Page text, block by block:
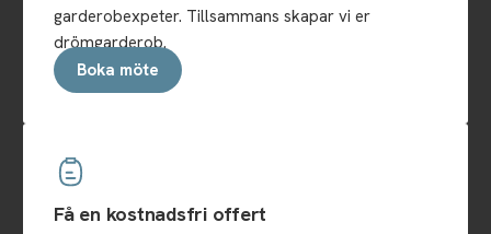
garderobexpeter. Tillsammans skapar vi er
drömgarderob.
Boka möte
Få en kostnadsfri offert